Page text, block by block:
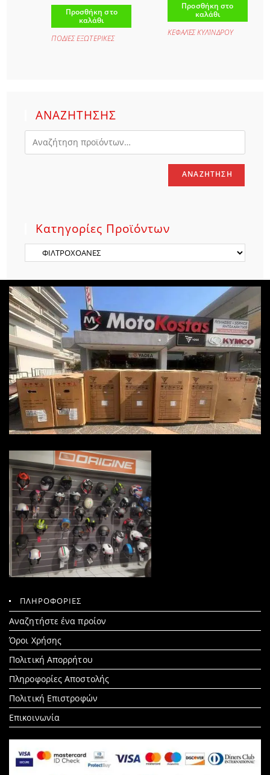
Προσθήκη στο
καλάθι
ΠΟΔΙΕΣ ΕΞΩΤΕΡΙΚΕΣ
Προσθήκη στο
καλάθι
ΚΕΦΑΛΈΣ ΚΥΛΊΝΔΡΟΥ
ΑΝΑΖΗΤΗΣΗΣ
ΑΝΑΖΉΤΗΣΗ
Κατηγορίες Προϊόντων
ΠΛΗΡΟΦΟΡΙΕΣ
Αναζητήστε ένα προίον
Search
for:
Όροι Χρήσης
Πολιτική Απορρήτου
Πληροφορίες Αποστολής
Πολιτική Επιστροφών
Επικοινωνία